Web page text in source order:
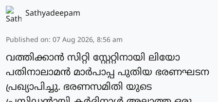
Sathyadeepam
Published on: 07 Aug 2026, 8:56 am
വത്തിക്കാന്‍ സിറ്റി സ്റ്റേറ്റിനായി ലിയോ
പതിനാലാമന്‍ മാര്‍പാപ്പ പുതിയ ഭരണഘടന
പ്രഖ്യാപിച്ചു. ഭരണസമിതി യുടെ